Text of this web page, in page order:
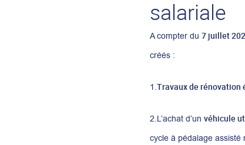
salariale
A compter du7 juillet
créés :
1.Travaux de rénovation
2.L’achat d’unvéhicule
cycle à pédalage assisté